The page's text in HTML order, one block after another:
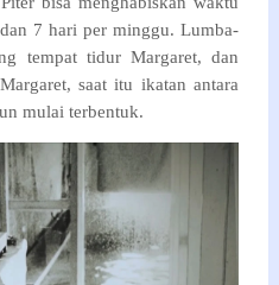
7 hari per minggu. Lumba-
tempat tidur Margaret, dan
saat itu ikatan antara
mulai terbentuk.